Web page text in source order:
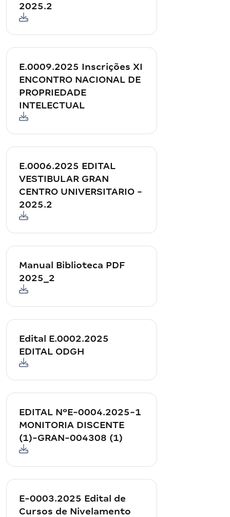
2025.2
E.0009.2025 Inscrições XI
ENCONTRO NACIONAL DE
PROPRIEDADE
INTELECTUAL
E.0006.2025 EDITAL
VESTIBULAR GRAN
CENTRO UNIVERSITARIO -
2025.2
Manual Biblioteca PDF
2025_2
Edital E.0002.2025
EDITAL ODGH
EDITAL NºE-0004.2025-1
MONITORIA DISCENTE
(1)-GRAN-004308 (1)
E-0003.2025 Edital de
Cursos de Nivelamento